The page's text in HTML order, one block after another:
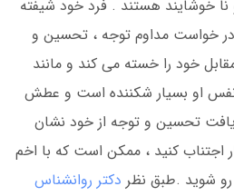
نا خوشایند هستند . فرد خود شیفته
خواست مداوم توجه ، تحسین و
خود را خسته می کند و مانند
او بسیار شکننده است و عطش
تحسین و توجه از خود نشان
اجتناب کنید ، ممکن است که با اخم
شوید .طبق نظر دکتر روانشناس